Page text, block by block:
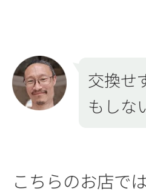
交換せ
もしな
こちらのお店で